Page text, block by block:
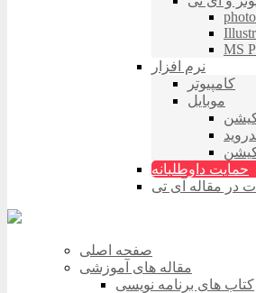
MS
نرم افزار
کامپیوتر
موبایل
حمایت داوطلبانه
در مقاله آی تی
صفحه اصلی
مقاله های آموزشی
کتاب های برنامه نویسی